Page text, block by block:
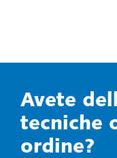
Avete
tecniche
ordine?